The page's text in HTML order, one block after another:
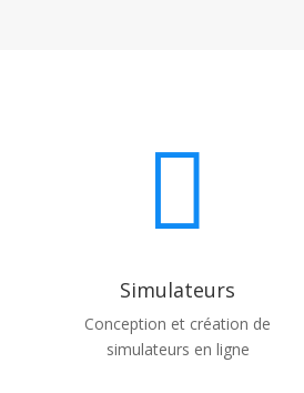

Simulateurs
Conception et création de
simulateurs en ligne